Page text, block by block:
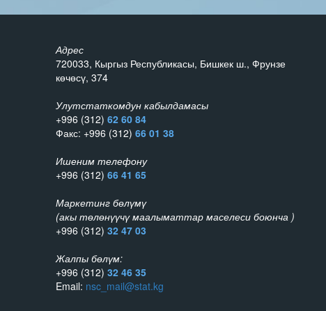
Адрес
720033, Кыргыз Республикасы, Бишкек ш., Фрунзе
көчөсү, 374
Улутстаткомдун кабылдамасы
+996 (312) 62 60 84
Факс: +996 (312) 66 01 38
Ишеним телефону
+996 (312) 66 41 65
Маркетинг бөлүмү
(акы төлөнүүчү маалыматтар маселеси боюнча )
+996 (312) 32 47 03
Жалпы бөлүм:
+996 (312) 32 46 35
Email: nsc_mail@stat.kg